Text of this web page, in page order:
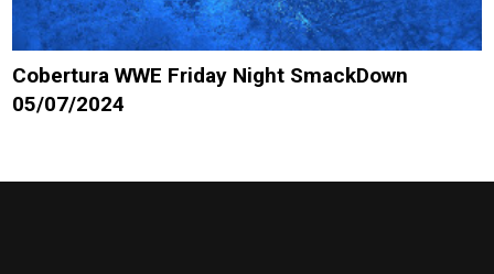
Cobertura WWE Friday Night SmackDown
05/07/2024